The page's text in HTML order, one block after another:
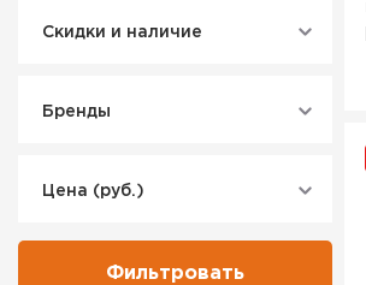
аксессуаров
Жилет для собаки
Скидки и наличие
Бренды
Цена (руб.)
Фильтровать